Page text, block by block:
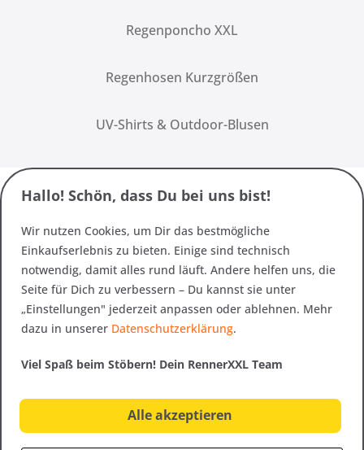
Regenponcho XXL
Regenhosen Kurzgrößen
UV-Shirts & Outdoor-Blusen
Hallo! Schön, dass Du bei uns bist!
Wir nutzen Cookies, um Dir das bestmögliche
Einkaufserlebnis zu bieten. Einige sind technisch
notwendig, damit alles rund läuft. Andere helfen uns, die
Seite für Dich zu verbessern – Du kannst sie unter
„Einstellungen" jederzeit anpassen oder ablehnen. Mehr
dazu in unserer Datenschutzerklärung.
Viel Spaß beim Stöbern! Dein RennerXXL Team
Alle akzeptieren